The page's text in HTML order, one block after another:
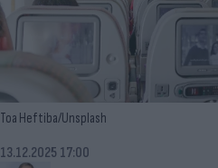
Toa Heftiba/Unsplash
13.12.2025 17:00